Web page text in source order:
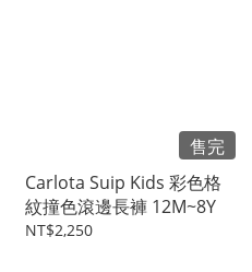
售完
Carlota Suip Kids 彩色格
紋撞色滾邊長褲 12M~8Y
NT$2,250